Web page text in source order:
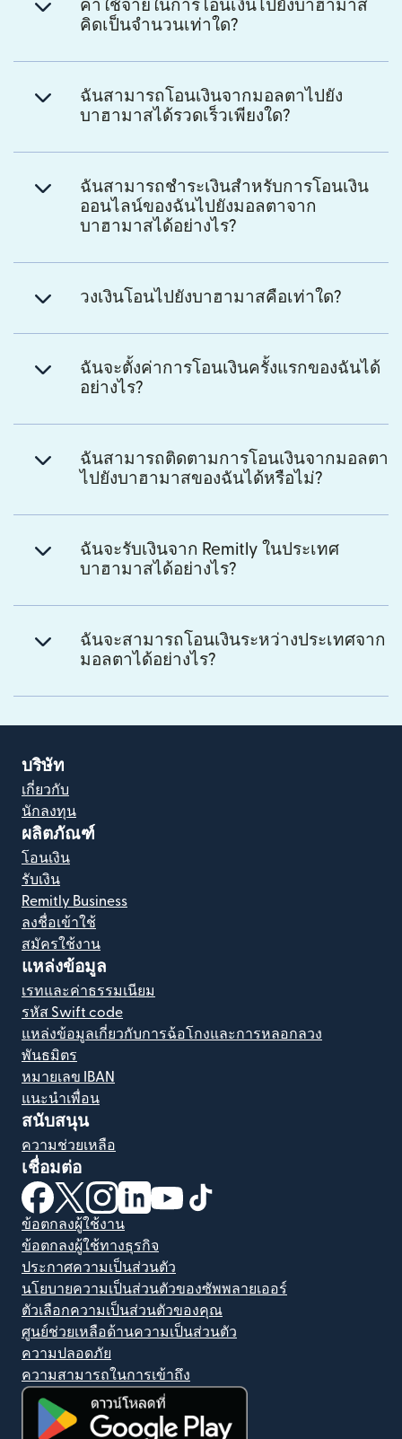
ค่าใช้จ่ายในการโอนเงินไปยังบาฮามาส
คิดเป็นจำนวนเท่าใด?
ฉันสามารถโอนเงินจากมอลตาไปยัง
บาฮามาสได้รวดเร็วเพียงใด?
ฉันสามารถชำระเงินสำหรับการโอนเงิน
ออนไลน์ของฉันไปยังมอลตาจาก
บาฮามาสได้อย่างไร?
วงเงินโอนไปยังบาฮามาสคือเท่าใด?
ฉันจะตั้งค่าการโอนเงินครั้งแรกของฉันได้
อย่างไร?
ฉันสามารถติดตามการโอนเงินจากมอลตา
ไปยังบาฮามาสของฉันได้หรือไม่?
ฉันจะรับเงินจาก Remitly ในประเทศ
บาฮามาสได้อย่างไร?
ฉันจะสามารถโอนเงินระหว่างประเทศจาก
มอลตาได้อย่างไร?
บริษัท
เกี่ยวกับ
นักลงทุน
ผลิตภัณฑ์
โอนเงิน
รับเงิน
Remitly Business
ลงชื่อเข้าใช้
สมัครใช้งาน
แหล่งข้อมูล
เรทและค่าธรรมเนียม
รหัส Swift code
แหล่งข้อมูลเกี่ยวกับการฉ้อโกงและการหลอกลวง
พันธมิตร
หมายเลข IBAN
แนะนำเพื่อน
สนับสนุน
ความช่วยเหลือ
เชื่อมต่อ
(เปิดในหน้าต่างใหม่)
(เปิดในหน้าต่างใหม่)
(เปิดในหน้าต่างใหม่)
(เปิดในหน้าต่างใหม่)
(เปิดในหน้าต่างใหม่)
ข้อตกลงผู้ใช้งาน
ข้อตกลงผู้ใช้ทางธุรกิจ
ประกาศความเป็นส่วนตัว
นโยบายความเป็นส่วนตัวของซัพพลายเออร์
ตัวเลือกความเป็นส่วนตัวของคุณ
ศูนย์ช่วยเหลือด้านความเป็นส่วนตัว
ความปลอดภัย
ความสามารถในการเข้าถึง